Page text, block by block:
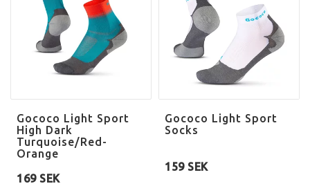
Gococo Light Sport
High Dark
Turquoise/Red-
Orange
169 SEK
Gococo Light Sport
Socks
159 SEK